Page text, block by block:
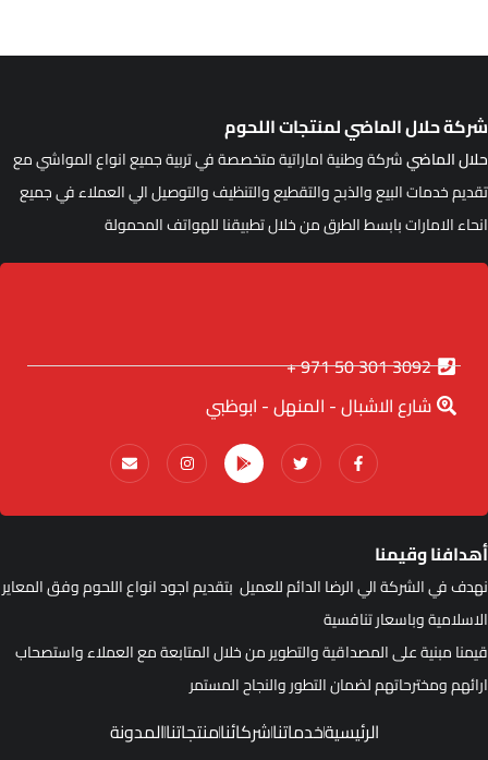
حلال الماضي لمنتجات اللحوم
الماضيشركة وطنية اماراتية متخصصة في تربية جميع انواع المواشي مع
خدمات البيع والذبح والتقطيع والتنظيف والتوصيل الي العملاء في جميع
الامارات بابسط الطرق من خلال تطبيقنا للهواتف المحمولة
3092 301 50 971 +
شارع الاشبال - المنهل - ابوظبي
وقيمنا
في الشركة الي الرضا الدائم للعميل بتقديم اجود انواع اللحوم وفق المعاير
وباسعار تنافسية
مبنية على المصداقية والتطوير من خلال المتابعة مع العملاء واستصحاب
ومخترحاتهم لضمان التطور والنجاح المستمر
الرئيسيةخدماتناشركائنامنتجاتناالمدونة